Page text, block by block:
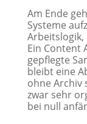
Am Ende
Systeme
Ein Content
gepflegte
bleibt eine
ohne Archiv
zwar sehr
bei null